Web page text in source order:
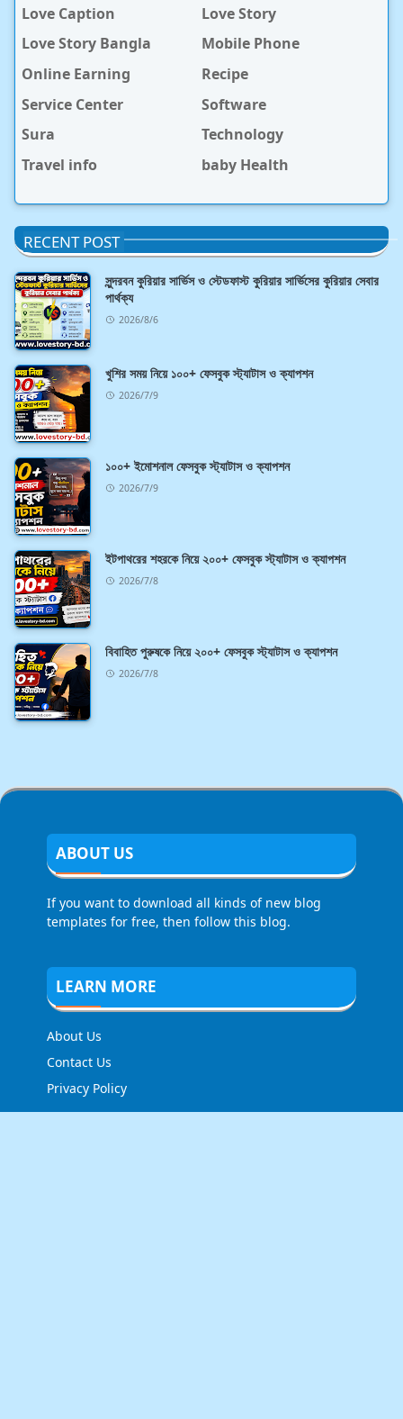
Love Caption
Love Story
Love Story Bangla
Mobile Phone
Online Earning
Recipe
Service Center
Software
Sura
Technology
Travel info
baby Health
RECENT POST
সুন্দরবন কুরিয়ার সার্ভিস ও স্টেডফাস্ট কুরিয়ার সার্ভিসের কুরিয়ার সেবার
পার্থক্য
2026/8/6
খুশির সময় নিয়ে ১০০+ ফেসবুক স্ট্যাটাস ও ক্যাপশন
2026/7/9
১০০+ ইমোশনাল ফেসবুক স্ট্যাটাস ও ক্যাপশন
2026/7/9
ইটপাথরের শহরকে নিয়ে ২০০+ ফেসবুক স্ট্যাটাস ও ক্যাপশন
2026/7/8
বিবাহিত পুরুষকে নিয়ে ২০০+ ফেসবুক স্ট্যাটাস ও ক্যাপশন
2026/7/8
ABOUT US
If you want to download all kinds of new blog
templates for free, then follow this blog.
LEARN MORE
About Us
Contact Us
Privacy Policy